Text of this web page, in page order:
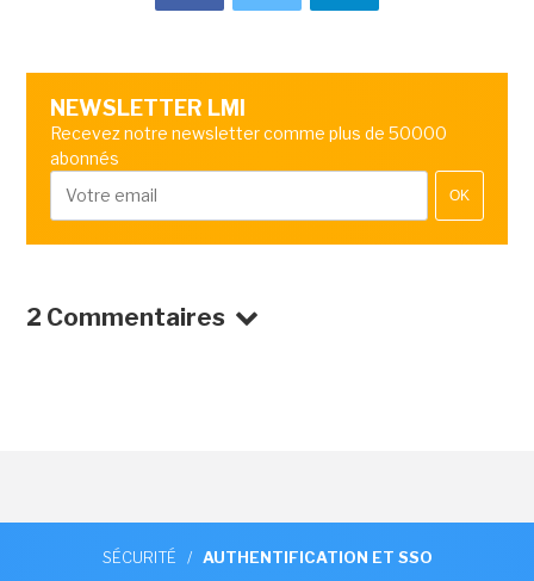
NEWSLETTER LMI
Recevez notre newsletter comme plus de 50000
abonnés
OK
2 Commentaires
SÉCURITÉ / AUTHENTIFICATION ET SSO